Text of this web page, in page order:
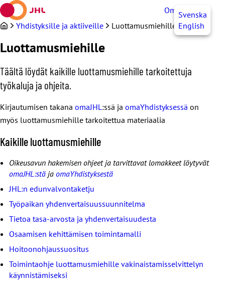
Siirry
sisältöön
OmaJHLSvenska
English
Yhdistyksille ja aktiiveille Luottamusmiehille
Luottamusmiehille
Täältä löydät kaikille luottamusmiehille tarkoitettuja
työkaluja ja ohjeita.
Kirjautumisen takana omaJHL :ssä ja omaYhdistyksessä on
myös luottamusmiehille tarkoitettua materiaalia
Kaikille luottamusmiehille
Oikeusavun hakemisen ohjeet ja tarvittavat lomakkeet löytyvät
omaJHL:stä ja omaYhdistyksestä
JHL:n edunvalvontaketju
Työpaikan yhdenvertaisuussuunnitelma
Tietoa tasa-arvosta ja yhdenvertaisuudesta
Osaamisen kehittämisen toimintamalli
Hoitoonohjaussuositus
Toimintaohje luottamusmiehille vakinaistamisselvittelyn
käynnistämiseksi